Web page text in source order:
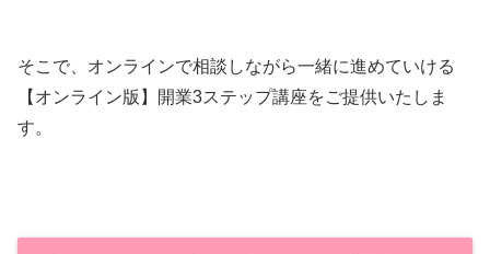
そこで、オンラインで相談しながら一緒に進めていける
【オンライン版】開業3ステップ講座をご提供いたしま
す。